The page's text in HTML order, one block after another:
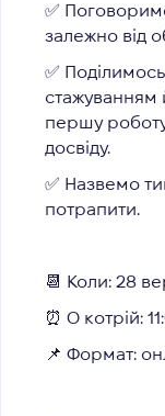
✅
залежно від
✅
стажуванням
першу
досвіду.
✅ Назвемо
потрапити.
📆 Коли:28
⏰ О котрій:
📌 Формат: